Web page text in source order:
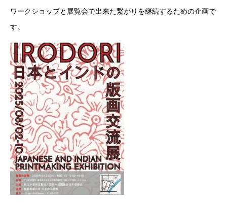
ワークショップと展覧会で出来た繋がりを継続するための企画で
す。